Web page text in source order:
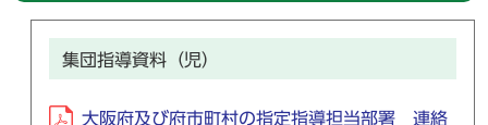
集団指導資料（児）
大阪府及び府市町村の指定指導担当部署 連絡